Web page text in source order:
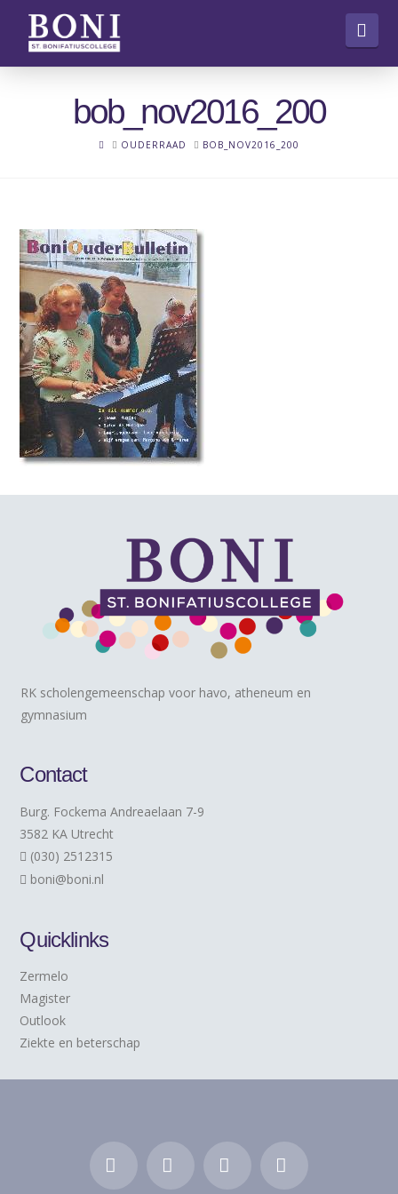
bob_nov2016_200
HOMEOUDERRAAD BOB_NOV2016_200
RK scholengemeenschap voor havo, atheneum en
gymnasium
Contact
Burg. Fockema Andreaelaan 7-9
3582 KA Utrecht
(030) 2512315
boni@boni.nl
Quicklinks
Zermelo
Magister
Outlook
Ziekte en beterschap